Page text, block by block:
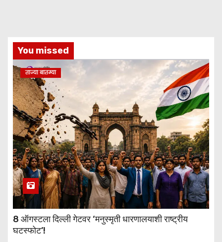
You missed
ताज्या बातम्या
8 ऑगस्टला दिल्ली गेटवर ‘मनुस्मृती धारणालयाशी राष्ट्रीय
घटस्फोट’!